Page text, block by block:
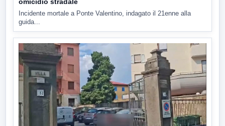
Incidente mortale a Ponte Valentino, indagato il 21enne alla
guida...